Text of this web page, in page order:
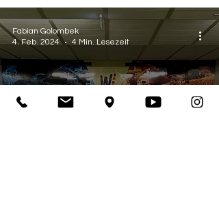
Fabian Golombek
4. Feb. 2024
4 Min. Lesezeit